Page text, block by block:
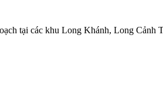
tại các khu Long Khánh, Long